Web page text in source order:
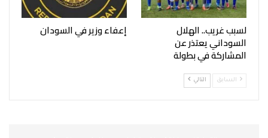
لسبب غريب.. الهلال
السوداني يعتذر عن
المشاركة في بطولة
إعفاء وزير في السودان
السابق التالي